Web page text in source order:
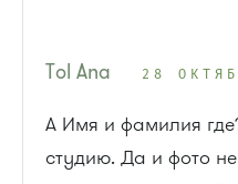
Tol Ana 28
А Имя и фамилия
студию. Да и фото